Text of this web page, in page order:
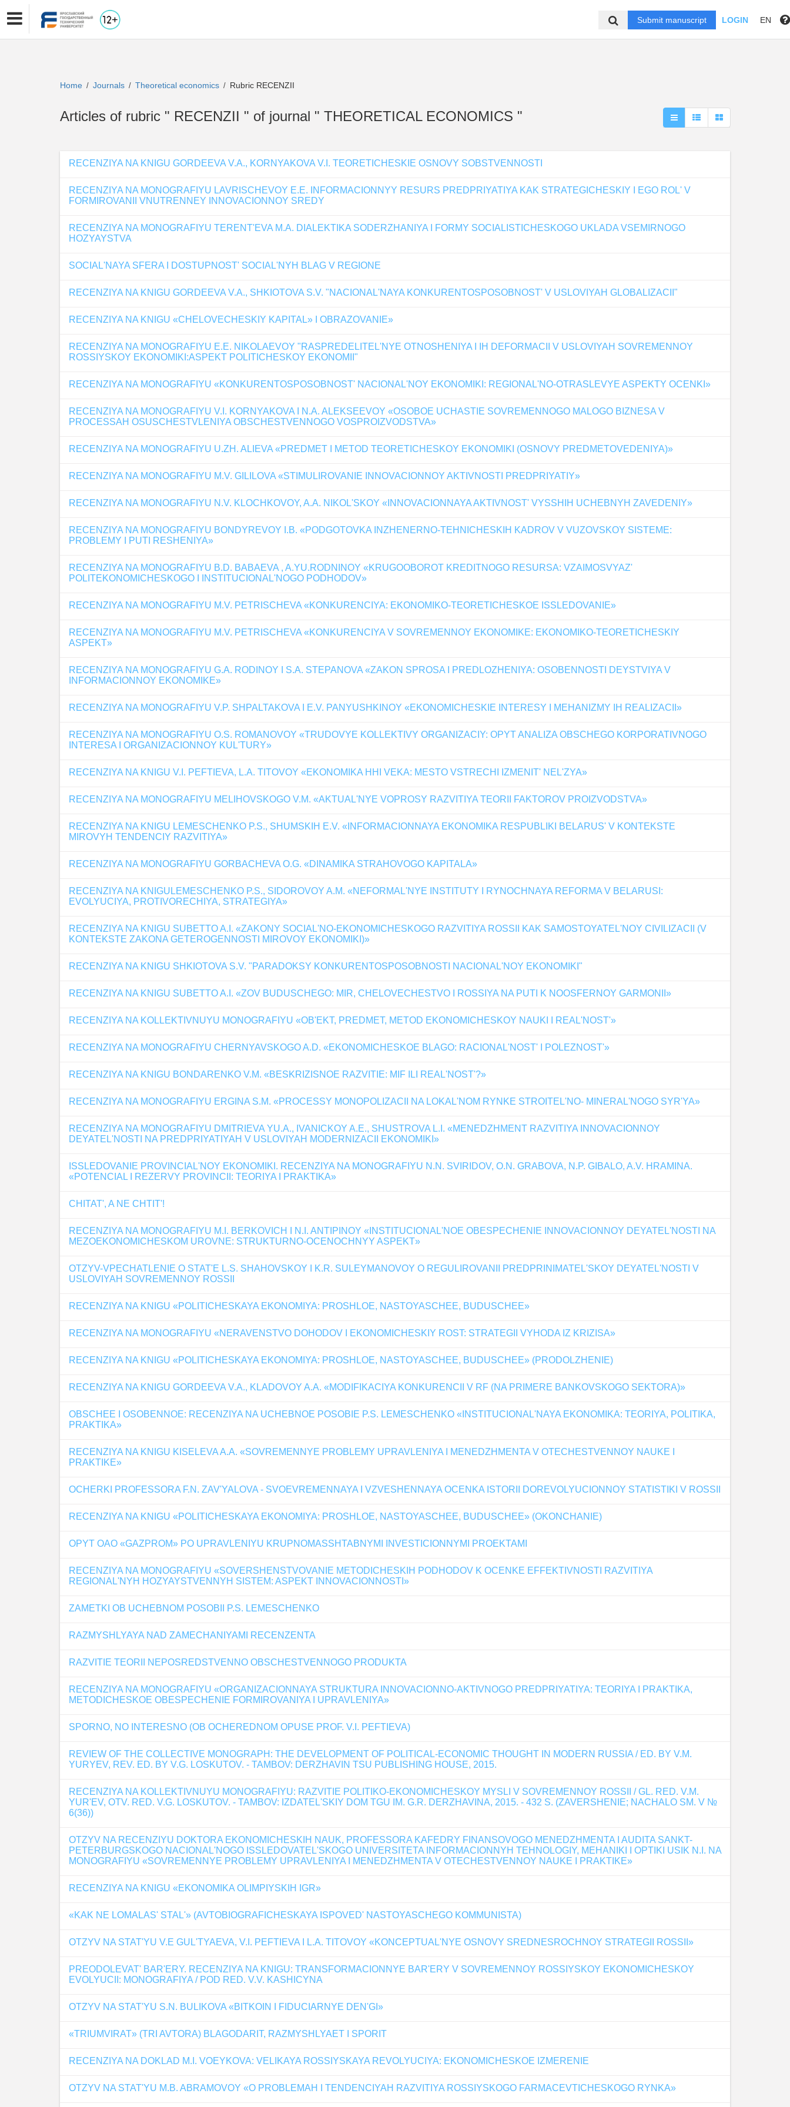
Submit manuscript LOGIN EN
Home / Journals / Theoretical economics / Rubric RECENZII
Articles of rubric " RECENZII " of journal " THEORETICAL ECONOMICS "
RECENZIYA NA KNIGU GORDEEVA V.A., KORNYAKOVA V.I. TEORETICHESKIE OSNOVY SOBSTVENNOSTI
RECENZIYA NA MONOGRAFIYU LAVRISCHEVOY E.E. INFORMACIONNYY RESURS PREDPRIYATIYA KAK STRATEGICHESKIY I EGO ROL' V
FORMIROVANII VNUTRENNEY INNOVACIONNOY SREDY
RECENZIYA NA MONOGRAFIYU TERENT'EVA M.A. DIALEKTIKA SODERZHANIYA I FORMY SOCIALISTICHESKOGO UKLADA VSEMIRNOGO
HOZYAYSTVA
SOCIAL'NAYA SFERA I DOSTUPNOST' SOCIAL'NYH BLAG V REGIONE
RECENZIYA NA KNIGU GORDEEVA V.A., SHKIOTOVA S.V. "NACIONAL'NAYA KONKURENTOSPOSOBNOST' V USLOVIYAH GLOBALIZACII"
RECENZIYA NA KNIGU «CHELOVECHESKIY KAPITAL» I OBRAZOVANIE»
RECENZIYA NA MONOGRAFIYU E.E. NIKOLAEVOY "RASPREDELITEL'NYE OTNOSHENIYA I IH DEFORMACII V USLOVIYAH SOVREMENNOY
ROSSIYSKOY EKONOMIKI:ASPEKT POLITICHESKOY EKONOMII"
RECENZIYA NA MONOGRAFIYU «KONKURENTOSPOSOBNOST' NACIONAL'NOY EKONOMIKI: REGIONAL'NO-OTRASLEVYE ASPEKTY OCENKI»
RECENZIYA NA MONOGRAFIYU V.I. KORNYAKOVA I N.A. ALEKSEEVOY «OSOBOE UCHASTIE SOVREMENNOGO MALOGO BIZNESA V
PROCESSAH OSUSCHESTVLENIYA OBSCHESTVENNOGO VOSPROIZVODSTVA»
RECENZIYA NA MONOGRAFIYU U.ZH. ALIEVA «PREDMET I METOD TEORETICHESKOY EKONOMIKI (OSNOVY PREDMETOVEDENIYA)»
RECENZIYA NA MONOGRAFIYU M.V. GILILOVA «STIMULIROVANIE INNOVACIONNOY AKTIVNOSTI PREDPRIYATIY»
RECENZIYA NA MONOGRAFIYU N.V. KLOCHKOVOY, A.A. NIKOL'SKOY «INNOVACIONNAYA AKTIVNOST' VYSSHIH UCHEBNYH ZAVEDENIY»
RECENZIYA NA MONOGRAFIYU BONDYREVOY I.B. «PODGOTOVKA INZHENERNO-TEHNICHESKIH KADROV V VUZOVSKOY SISTEME:
PROBLEMY I PUTI RESHENIYA»
RECENZIYA NA MONOGRAFIYU B.D. BABAEVA , A.YU.RODNINOY «KRUGOOBOROT KREDITNOGO RESURSA: VZAIMOSVYAZ'
POLITEKONOMICHESKOGO I INSTITUCIONAL'NOGO PODHODOV»
RECENZIYA NA MONOGRAFIYU M.V. PETRISCHEVA «KONKURENCIYA: EKONOMIKO-TEORETICHESKOE ISSLEDOVANIE»
RECENZIYA NA MONOGRAFIYU M.V. PETRISCHEVA «KONKURENCIYA V SOVREMENNOY EKONOMIKE: EKONOMIKO-TEORETICHESKIY
ASPEKT»
RECENZIYA NA MONOGRAFIYU G.A. RODINOY I S.A. STEPANOVA «ZAKON SPROSA I PREDLOZHENIYA: OSOBENNOSTI DEYSTVIYA V
INFORMACIONNOY EKONOMIKE»
RECENZIYA NA MONOGRAFIYU V.P. SHPALTAKOVA I E.V. PANYUSHKINOY «EKONOMICHESKIE INTERESY I MEHANIZMY IH REALIZACII»
RECENZIYA NA MONOGRAFIYU O.S. ROMANOVOY «TRUDOVYE KOLLEKTIVY ORGANIZACIY: OPYT ANALIZA OBSCHEGO KORPORATIVNOGO
INTERESA I ORGANIZACIONNOY KUL'TURY»
RECENZIYA NA KNIGU V.I. PEFTIEVA, L.A. TITOVOY «EKONOMIKA HHI VEKA: MESTO VSTRECHI IZMENIT' NEL'ZYA»
RECENZIYA NA MONOGRAFIYU MELIHOVSKOGO V.M. «AKTUAL'NYE VOPROSY RAZVITIYA TEORII FAKTOROV PROIZVODSTVA»
RECENZIYA NA KNIGU LEMESCHENKO P.S., SHUMSKIH E.V. «INFORMACIONNAYA EKONOMIKA RESPUBLIKI BELARUS' V KONTEKSTE
MIROVYH TENDENCIY RAZVITIYA»
RECENZIYA NA MONOGRAFIYU GORBACHEVA O.G. «DINAMIKA STRAHOVOGO KAPITALA»
RECENZIYA NA KNIGULEMESCHENKO P.S., SIDOROVOY A.M. «NEFORMAL'NYE INSTITUTY I RYNOCHNAYA REFORMA V BELARUSI:
EVOLYUCIYA, PROTIVORECHIYA, STRATEGIYA»
RECENZIYA NA KNIGU SUBETTO A.I. «ZAKONY SOCIAL'NO-EKONOMICHESKOGO RAZVITIYA ROSSII KAK SAMOSTOYATEL'NOY CIVILIZACII (V
KONTEKSTE ZAKONA GETEROGENNOSTI MIROVOY EKONOMIKI)»
RECENZIYA NA KNIGU SHKIOTOVA S.V. "PARADOKSY KONKURENTOSPOSOBNOSTI NACIONAL'NOY EKONOMIKI"
RECENZIYA NA KNIGU SUBETTO A.I. «ZOV BUDUSCHEGO: MIR, CHELOVECHESTVO I ROSSIYA NA PUTI K NOOSFERNOY GARMONII»
RECENZIYA NA KOLLEKTIVNUYU MONOGRAFIYU «OB'EKT, PREDMET, METOD EKONOMICHESKOY NAUKI I REAL'NOST'»
RECENZIYA NA MONOGRAFIYU CHERNYAVSKOGO A.D. «EKONOMICHESKOE BLAGO: RACIONAL'NOST' I POLEZNOST'»
RECENZIYA NA KNIGU BONDARENKO V.M. «BESKRIZISNOE RAZVITIE: MIF ILI REAL'NOST'?»
RECENZIYA NA MONOGRAFIYU ERGINA S.M. «PROCESSY MONOPOLIZACII NA LOKAL'NOM RYNKE STROITEL'NO- MINERAL'NOGO SYR'YA»
RECENZIYA NA MONOGRAFIYU DMITRIEVA YU.A., IVANICKOY A.E., SHUSTROVA L.I. «MENEDZHMENT RAZVITIYA INNOVACIONNOY
DEYATEL'NOSTI NA PREDPRIYATIYAH V USLOVIYAH MODERNIZACII EKONOMIKI»
ISSLEDOVANIE PROVINCIAL'NOY EKONOMIKI. RECENZIYA NA MONOGRAFIYU N.N. SVIRIDOV, O.N. GRABOVA, N.P. GIBALO, A.V. HRAMINA.
«POTENCIAL I REZERVY PROVINCII: TEORIYA I PRAKTIKA»
CHITAT', A NE CHTIT'!
RECENZIYA NA MONOGRAFIYU M.I. BERKOVICH I N.I. ANTIPINOY «INSTITUCIONAL'NOE OBESPECHENIE INNOVACIONNOY DEYATEL'NOSTI NA
MEZOEKONOMICHESKOM UROVNE: STRUKTURNO-OCENOCHNYY ASPEKT»
OTZYV-VPECHATLENIE O STAT'E L.S. SHAHOVSKOY I K.R. SULEYMANOVOY O REGULIROVANII PREDPRINIMATEL'SKOY DEYATEL'NOSTI V
USLOVIYAH SOVREMENNOY ROSSII
RECENZIYA NA KNIGU «POLITICHESKAYA EKONOMIYA: PROSHLOE, NASTOYASCHEE, BUDUSCHEE»
RECENZIYA NA MONOGRAFIYU «NERAVENSTVO DOHODOV I EKONOMICHESKIY ROST: STRATEGII VYHODA IZ KRIZISA»
RECENZIYA NA KNIGU «POLITICHESKAYA EKONOMIYA: PROSHLOE, NASTOYASCHEE, BUDUSCHEE» (PRODOLZHENIE)
RECENZIYA NA KNIGU GORDEEVA V.A., KLADOVOY A.A. «MODIFIKACIYA KONKURENCII V RF (NA PRIMERE BANKOVSKOGO SEKTORA)»
OBSCHEE I OSOBENNOE: RECENZIYA NA UCHEBNOE POSOBIE P.S. LEMESCHENKO «INSTITUCIONAL'NAYA EKONOMIKA: TEORIYA, POLITIKA,
PRAKTIKA»
RECENZIYA NA KNIGU KISELEVA A.A. «SOVREMENNYE PROBLEMY UPRAVLENIYA I MENEDZHMENTA V OTECHESTVENNOY NAUKE I
PRAKTIKE»
OCHERKI PROFESSORA F.N. ZAV'YALOVA - SVOEVREMENNAYA I VZVESHENNAYA OCENKA ISTORII DOREVOLYUCIONNOY STATISTIKI V ROSSII
RECENZIYA NA KNIGU «POLITICHESKAYA EKONOMIYA: PROSHLOE, NASTOYASCHEE, BUDUSCHEE» (OKONCHANIE)
OPYT OAO «GAZPROM» PO UPRAVLENIYU KRUPNOMASSHTABNYMI INVESTICIONNYMI PROEKTAMI
RECENZIYA NA MONOGRAFIYU «SOVERSHENSTVOVANIE METODICHESKIH PODHODOV K OCENKE EFFEKTIVNOSTI RAZVITIYA
REGIONAL'NYH HOZYAYSTVENNYH SISTEM: ASPEKT INNOVACIONNOSTI»
ZAMETKI OB UCHEBNOM POSOBII P.S. LEMESCHENKO
RAZMYSHLYAYA NAD ZAMECHANIYAMI RECENZENTA
RAZVITIE TEORII NEPOSREDSTVENNO OBSCHESTVENNOGO PRODUKTA
RECENZIYA NA MONOGRAFIYU «ORGANIZACIONNAYA STRUKTURA INNOVACIONNO-AKTIVNOGO PREDPRIYATIYA: TEORIYA I PRAKTIKA,
METODICHESKOE OBESPECHENIE FORMIROVANIYA I UPRAVLENIYA»
SPORNO, NO INTERESNO (OB OCHEREDNOM OPUSE PROF. V.I. PEFTIEVA)
REVIEW OF THE COLLECTIVE MONOGRAPH: THE DEVELOPMENT OF POLITICAL-ECONOMIC THOUGHT IN MODERN RUSSIA / ED. BY V.M.
YURYEV, REV. ED. BY V.G. LOSKUTOV. - TAMBOV: DERZHAVIN TSU PUBLISHING HOUSE, 2015.
RECENZIYA NA KOLLEKTIVNUYU MONOGRAFIYU: RAZVITIE POLITIKO-EKONOMICHESKOY MYSLI V SOVREMENNOY ROSSII / GL. RED. V.M.
YUR'EV, OTV. RED. V.G. LOSKUTOV. - TAMBOV: IZDATEL'SKIY DOM TGU IM. G.R. DERZHAVINA, 2015. - 432 S. (ZAVERSHENIE; NACHALO SM. V №
6(36))
OTZYV NA RECENZIYU DOKTORA EKONOMICHESKIH NAUK, PROFESSORA KAFEDRY FINANSOVOGO MENEDZHMENTA I AUDITA SANKT-
PETERBURGSKOGO NACIONAL'NOGO ISSLEDOVATEL'SKOGO UNIVERSITETA INFORMACIONNYH TEHNOLOGIY, MEHANIKI I OPTIKI USIK N.I. NA
MONOGRAFIYU «SOVREMENNYE PROBLEMY UPRAVLENIYA I MENEDZHMENTA V OTECHESTVENNOY NAUKE I PRAKTIKE»
RECENZIYA NA KNIGU «EKONOMIKA OLIMPIYSKIH IGR»
«KAK NE LOMALAS' STAL'» (AVTOBIOGRAFICHESKAYA ISPOVED' NASTOYASCHEGO KOMMUNISTA)
OTZYV NA STAT'YU V.E GUL'TYAEVA, V.I. PEFTIEVA I L.A. TITOVOY «KONCEPTUAL'NYE OSNOVY SREDNESROCHNOY STRATEGII ROSSII»
PREODOLEVAT' BAR'ERY. RECENZIYA NA KNIGU: TRANSFORMACIONNYE BAR'ERY V SOVREMENNOY ROSSIYSKOY EKONOMICHESKOY
EVOLYUCII: MONOGRAFIYA / POD RED. V.V. KASHICYNA
OTZYV NA STAT'YU S.N. BULIKOVA «BITKOIN I FIDUCIARNYE DEN'GI»
«TRIUMVIRAT» (TRI AVTORA) BLAGODARIT, RAZMYSHLYAET I SPORIT
RECENZIYA NA DOKLAD M.I. VOEYKOVA: VELIKAYA ROSSIYSKAYA REVOLYUCIYA: EKONOMICHESKOE IZMERENIE
OTZYV NA STAT'YU M.B. ABRAMOVOY «O PROBLEMAH I TENDENCIYAH RAZVITIYA ROSSIYSKOGO FARMACEVTICHESKOGO RYNKA»